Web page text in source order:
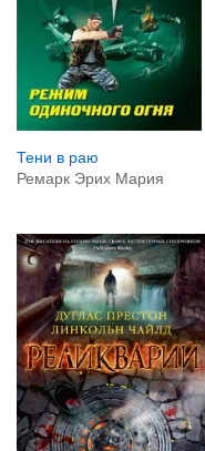
Тени в раю
Ремарк Эрих Мария